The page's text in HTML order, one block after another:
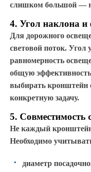
слишком большой —
4. Угол наклона
Для дорожного
световой поток. Угол
равномерность
общую
выбирать кронштейн
конкретную задачу.
5. Совместимость
Не каждый
Необходимо
диаметр